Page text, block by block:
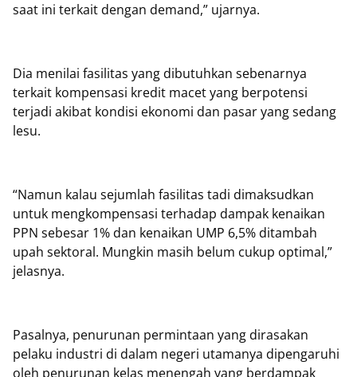
saat ini terkait dengan demand,” ujarnya.
Dia menilai fasilitas yang dibutuhkan sebenarnya
terkait kompensasi kredit macet yang berpotensi
terjadi akibat kondisi ekonomi dan pasar yang sedang
lesu.
“Namun kalau sejumlah fasilitas tadi dimaksudkan
untuk mengkompensasi terhadap dampak kenaikan
PPN sebesar 1% dan kenaikan UMP 6,5% ditambah
upah sektoral. Mungkin masih belum cukup optimal,”
jelasnya.
Pasalnya, penurunan permintaan yang dirasakan
pelaku industri di dalam negeri utamanya dipengaruhi
oleh penurunan kelas menengah yang berdampak